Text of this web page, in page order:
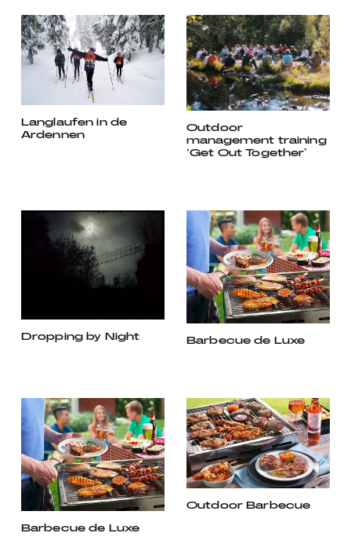
Langlaufen in de
Ardennen
Outdoor
management training
‘Get Out Together’
Dropping by Night Barbecue de Luxe
Barbecue de Luxe
Outdoor Barbecue